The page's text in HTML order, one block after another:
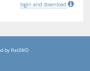
login and download
by RatSWD